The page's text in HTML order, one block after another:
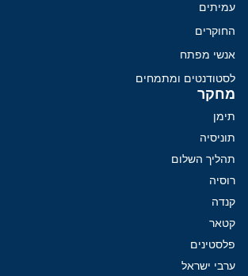
עמיתים
החוקרים
אנשי מפתח
לסטודנטים ומתמחים
מחקר
תימן
תוניסיה
תהליך השלום
רוסיה
קנדה
קטאר
פלסטינים
ערבי ישראל